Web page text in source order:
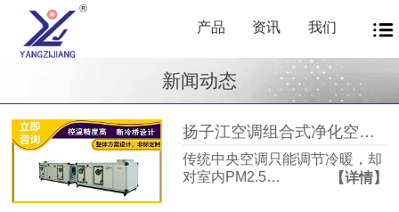
产品 资讯 我们
新闻动态
扬子江空调组合式净化空调箱风机盘管中央新风系统——让每一次呼吸都成为健康投资
传统中央空调只能调节冷暖，却
对室内PM2.5…
【详情】